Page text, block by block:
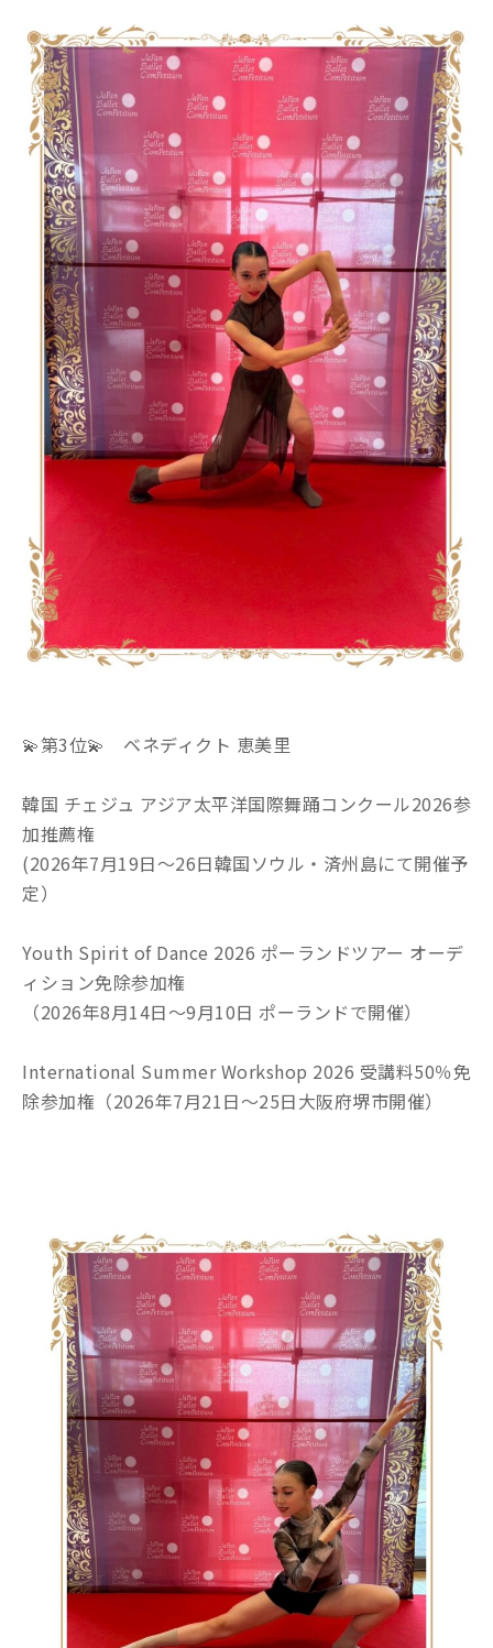
💫第3位💫 ベネディクト 恵美里
韓国 チェジュ アジア太平洋国際舞踊コンクール2026参
加推薦権
(2026年7月19日～26日韓国ソウル・済州島にて開催予
定）
Youth Spirit of Dance 2026 ポーランドツアー オーデ
ィション免除参加権
（2026年8月14日～9月10日 ポーランドで開催）
International Summer Workshop 2026 受講料50％免
除参加権（2026年7月21日～25日大阪府堺市開催）